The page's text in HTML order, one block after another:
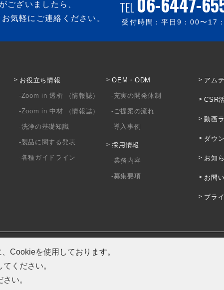
ございましたら、
気軽にご連絡ください。
TEL
受付時間：平日9：00〜 17
お役立ち情報
Zoom in 透析 （情報誌）
Zoom in 中材 （情報誌）
洗浄の基礎知識
製品に関する発表
各種ガイドライン
OEM・ODM
充実の開発体制
ご提案の流れ
導入事例
採用情報
業務内容
募集要項
アム
CSR
動画
ダウ
お知
お問
プラ
Cookieを使用しております。
ください。
い。